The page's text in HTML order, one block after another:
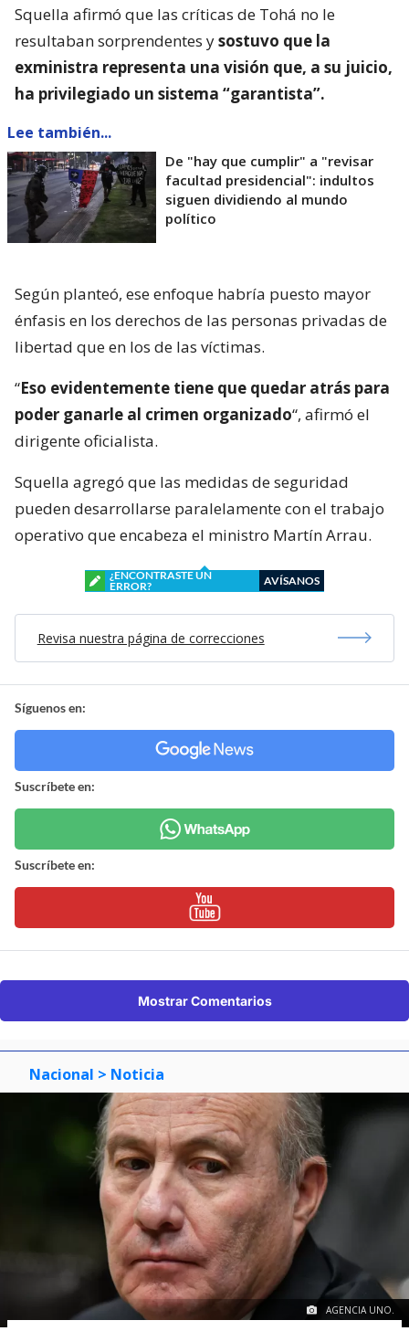
Squella afirmó que las críticas de Tohá no le
resultaban sorprendentes ysostuvo que la
exministra representa una visión que, a su juicio,
ha privilegiado un sistema “garantista”.
Lee también...
De "hay que cumplir" a "revisar
facultad presidencial": indultos
siguen dividiendo al mundo
político
Según planteó, ese enfoque habría puesto mayor
énfasis en los derechos de las personas privadas de
libertad que en los de las víctimas.
“Eso evidentemente tiene que quedar atrás para
poder ganarle al crimen organizado“, afirmó el
dirigente oficialista.
Squella agregó que las medidas de seguridad
pueden desarrollarse paralelamente con el trabajo
operativo que encabeza el ministro Martín Arrau.
¿ENCONTRASTE UN
ERROR?
AVÍSANOS
Revisa nuestra página de correcciones
Síguenos en:
Suscríbete en:
Suscríbete en:
Mostrar Comentarios
Nacional > Noticia
AGENCIA UNO.